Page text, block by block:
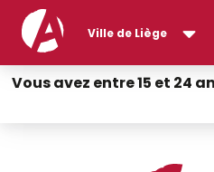
Ville de Liège
Vous avez entre 15 et 24